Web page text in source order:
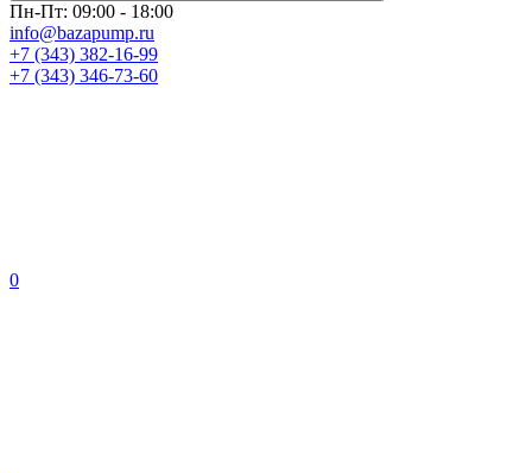
Пн-Пт: 09:00 - 18:00
info@bazapump.ru
+7 (343) 382-16-99
+7 (343) 346-73-‬60
0